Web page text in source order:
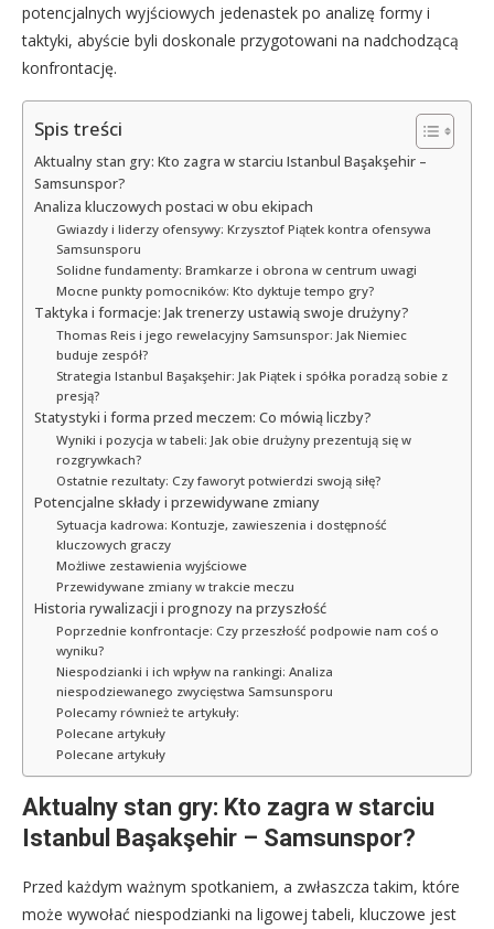
potencjalnych wyjściowych jedenastek po analizę formy i
taktyki, abyście byli doskonale przygotowani na nadchodzącą
konfrontację.
Spis treści
Aktualny stan gry: Kto zagra w starciu Istanbul Başakşehir –
Samsunspor?
Analiza kluczowych postaci w obu ekipach
Gwiazdy i liderzy ofensywy: Krzysztof Piątek kontra ofensywa
Samsunsporu
Solidne fundamenty: Bramkarze i obrona w centrum uwagi
Mocne punkty pomocników: Kto dyktuje tempo gry?
Taktyka i formacje: Jak trenerzy ustawią swoje drużyny?
Thomas Reis i jego rewelacyjny Samsunspor: Jak Niemiec
buduje zespół?
Strategia Istanbul Başakşehir: Jak Piątek i spółka poradzą sobie z
presją?
Statystyki i forma przed meczem: Co mówią liczby?
Wyniki i pozycja w tabeli: Jak obie drużyny prezentują się w
rozgrywkach?
Ostatnie rezultaty: Czy faworyt potwierdzi swoją siłę?
Potencjalne składy i przewidywane zmiany
Sytuacja kadrowa: Kontuzje, zawieszenia i dostępność
kluczowych graczy
Możliwe zestawienia wyjściowe
Przewidywane zmiany w trakcie meczu
Historia rywalizacji i prognozy na przyszłość
Poprzednie konfrontacje: Czy przeszłość podpowie nam coś o
wyniku?
Niespodzianki i ich wpływ na rankingi: Analiza
niespodziewanego zwycięstwa Samsunsporu
Polecamy również te artykuły:
Polecane artykuły
Polecane artykuły
Aktualny stan gry: Kto zagra w starciu
Istanbul Başakşehir – Samsunspor?
Przed każdym ważnym spotkaniem, a zwłaszcza takim, które
może wywołać niespodzianki na ligowej tabeli, kluczowe jest